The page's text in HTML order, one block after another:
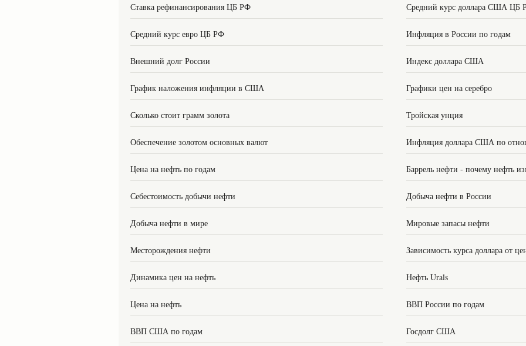
Ставка рефинансирования ЦБ РФ Средний курс доллара США ЦБ
Средний курс евро ЦБ РФ Инфляция в России по годам
Внешний долг России Индекс доллара США
График наложения инфляции в США Графики цен на серебро
Сколько стоит грамм золота Тройская унция
Обеспечение золотом основных валют Инфляция доллара США по
Цена на нефть по годам Баррель нефти - почему нефть
Себестоимость добычи нефти Добыча нефти в России
Добыча нефти в мире Мировые запасы нефти
Месторождения нефти Зависимость курса доллара от
Динамика цен на нефть Нефть Urals
Цена на нефть ВВП России по годам
ВВП США по годам Госдолг США